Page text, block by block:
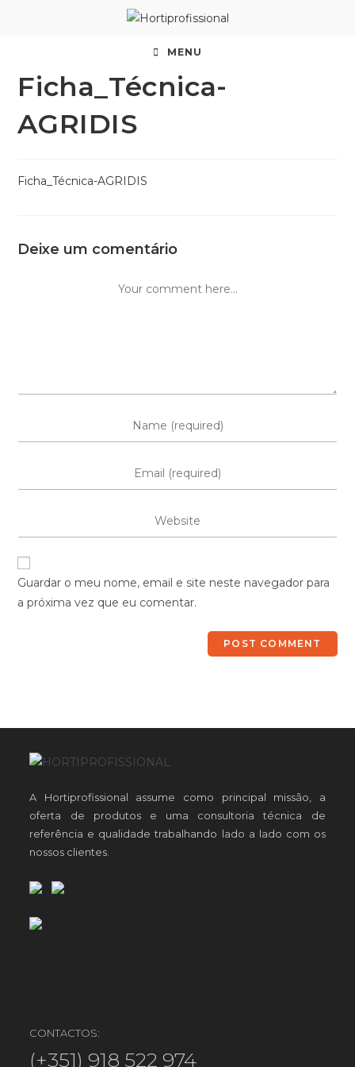
MENU
Ficha_Técnica-
AGRIDIS
Ficha_Técnica-AGRIDIS
Deixe um comentário
Guardar o meu nome, email e site neste navegador para
a próxima vez que eu comentar.
A Hortiprofissional assume como principal missão, a
oferta de produtos e uma consultoria técnica de
referência e qualidade trabalhando lado a lado com os
nossos clientes.
CONTACTOS:
(+351) 918 522 974